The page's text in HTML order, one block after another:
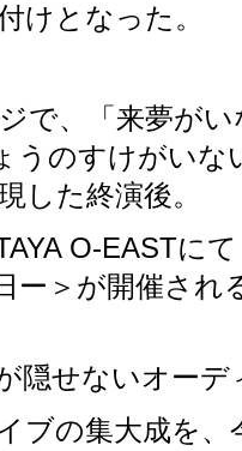
けとなった。
で、「来夢が
うのすけがいな
した終演後。
O-EASTに
ー＞が開催され
隠せないオーデ
ブの集大成を、